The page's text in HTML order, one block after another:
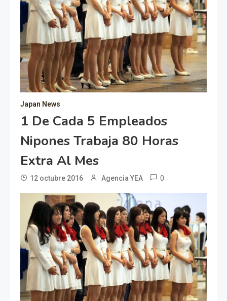
Japan News
1 De Cada 5 Empleados
Nipones Trabaja 80 Horas
Extra Al Mes
12 octubre 2016 Agencia YEA 0